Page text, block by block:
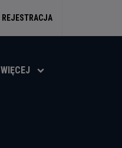
REJESTRACJA
WIĘCEJ